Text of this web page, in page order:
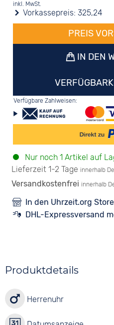
inkl. MwSt.
Vorkassepreis:325,24
PREIS
IN DEN
Verfügbare Zahlweisen:
Nur noch 1 Artikel auf
Lieferzeit 1-2 Tage innerhalb
Versandkostenfrei innerhalb
In den Uhrzeit.org
DHL-Expressversand
Produktdetails
Herrenuhr